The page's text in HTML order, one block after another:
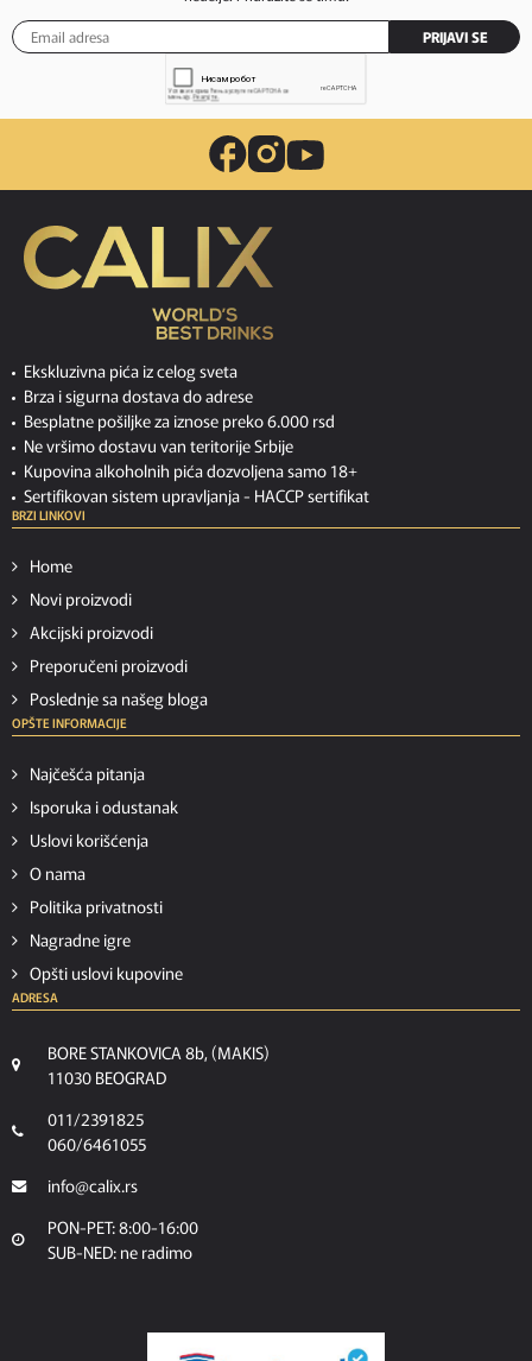
PRIJAVI SE
Ekskluzivna pića iz celog sveta
Brza i sigurna dostava do adrese
Besplatne pošiljke za iznose preko 6.000 rsd
Ne vršimo dostavu van teritorije Srbije
Kupovina alkoholnih pića dozvoljena samo 18+
Sertifikovan sistem upravljanja - HACCP sertifikat
BRZI LINKOVI
Home
Novi proizvodi
Akcijski proizvodi
Preporučeni proizvodi
Poslednje sa našeg bloga
OPŠTE INFORMACIJE
Najčešća pitanja
Isporuka i odustanak
Uslovi korišćenja
O nama
Politika privatnosti
Nagradne igre
Opšti uslovi kupovine
ADRESA
BORE STANKOVICA 8b, (MAKIS)
11030 BEOGRAD
011/2391825
060/6461055
info@calix.rs
PON-PET: 8:00-16:00
SUB-NED: ne radimo